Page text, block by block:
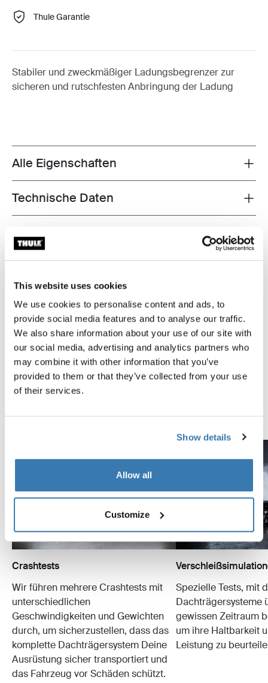
This website uses cookies
We use cookies to personalise content and ads, to
provide social media features and to analyse our traffic.
We also share information about your use of our site with
our social media, advertising and analytics partners who
may combine it with other information that you’ve
provided to them or that they’ve collected from your use
of their services.
Show details
Allow all
Customize
Thule Garantie
Stabiler und zweckmäßiger Ladungsbegrenzer zur
sicheren und rutschfesten Anbringung der Ladung
Toggle features
Alle Eigenschaften
Toggle techspec
Technische Daten
Bis an die Grenzen getestet
Im Thule Test Center™ in Hillerstorp, Schweden,
werden die Produkte strengen Tests unterzogen.
Unsere Dachträgersysteme sind für einen möglichst
sicheren Transport deiner Ausrüstung und eine
möglichst sichere Befestigung auf deinem Auto
konzipiert. Folgende Beispiele sind nur einige der
vielen Tests, die wir durchführen.
Entdeckte das Thule Testcenter
Crashtests
Wir führen mehrere Crashtests mit
unterschiedlichen
Geschwindigkeiten und Gewichten
durch, um sicherzustellen, dass das
komplette Dachträgersystem Deine
Ausrüstung sicher transportiert und
das Fahrzeug vor Schäden schützt.
Spezielle Tests, mit
Dachträgersysteme
gewissen Zeitraum
um ihre Haltbarkeit
Leistung zu